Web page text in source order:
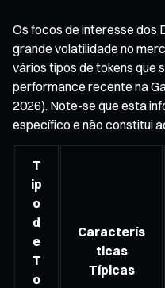
Os focos de interesse dos
grande volatilidade no
vários tipos de tokens que
performance recente na
2026). Note-se que esta
específico e não constitui
T
ip
o
d
e
T
o
Caracterís
ticas
Típicas